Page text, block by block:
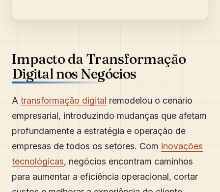
Impacto da Transformação
Digital nos Negócios
A transformação digital remodelou o cenário
empresarial, introduzindo mudanças que afetam
profundamente a estratégia e operação de
empresas de todos os setores. Com inovações
tecnológicas, negócios encontram caminhos
para aumentar a eficiência operacional, cortar